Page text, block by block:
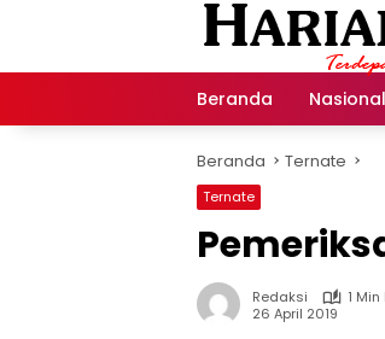
Beranda Nasional
Beranda Ternate
Ternate
Redaksi
1
26 April 2019